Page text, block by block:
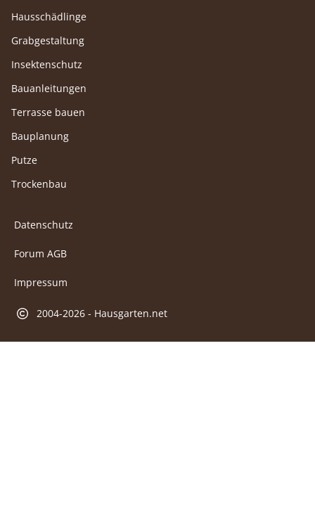
Hausschädlinge
Grabgestaltung
Insektenschutz
Bauanleitungen
Terrasse bauen
Bauplanung
Putze
Trockenbau
Datenschutz
Forum AGB
Impressum
2004-2026 - Hausgarten.net